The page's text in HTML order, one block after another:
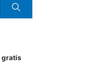
gratis